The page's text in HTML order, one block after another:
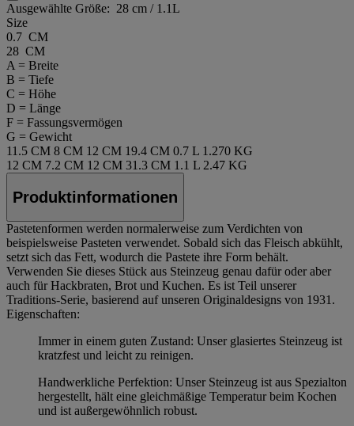
Ausgewählte Größe: 28 cm / 1.1L
Size
0.7 CM
28 CM
A = Breite
B = Tiefe
C = Höhe
D = Länge
F = Fassungsvermögen
G = Gewicht
11.5 CM 8 CM 12 CM 19.4 CM 0.7 L 1.270 KG
12 CM 7.2 CM 12 CM 31.3 CM 1.1 L 2.47 KG
Produktinformationen
Pastetenformen werden normalerweise zum Verdichten von
beispielsweise Pasteten verwendet. Sobald sich das Fleisch abkühlt,
setzt sich das Fett, wodurch die Pastete ihre Form behält.
Verwenden Sie dieses Stück aus Steinzeug genau dafür oder aber
auch für Hackbraten, Brot und Kuchen. Es ist Teil unserer
Traditions-Serie, basierend auf unseren Originaldesigns von 1931.
Eigenschaften:
Immer in einem guten Zustand: Unser glasiertes Steinzeug ist
kratzfest und leicht zu reinigen.
Handwerkliche Perfektion: Unser Steinzeug ist aus Spezialton
hergestellt, hält eine gleichmäßige Temperatur beim Kochen
und ist außergewöhnlich robust.